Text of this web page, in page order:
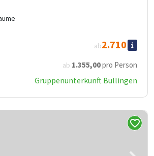
ab 1.355,00pro Person
ab2.710
Gruppenunterkunft Bullingen